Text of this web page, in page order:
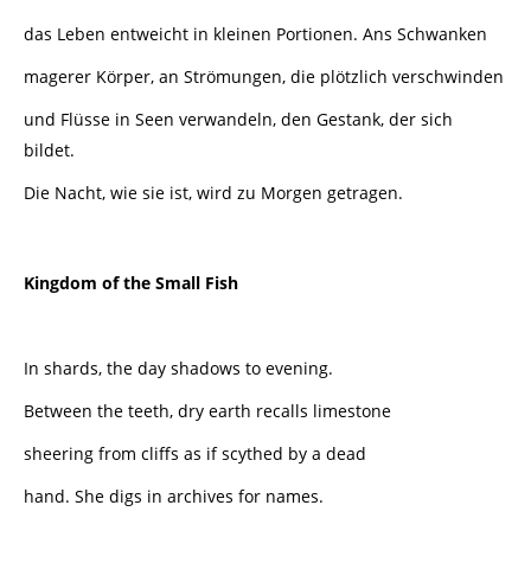
das Leben entweicht in kleinen Portionen. Ans Schwanken
magerer Körper, an Strömungen, die plötzlich verschwinden
und Flüsse in Seen verwandeln, den Gestank, der sich
bildet.
Die Nacht, wie sie ist, wird zu Morgen getragen.
Kingdom of the Small Fish
In shards, the day shadows to evening.
Between the teeth, dry earth recalls limestone
sheering from cliffs as if scythed by a dead
hand. She digs in archives for names.